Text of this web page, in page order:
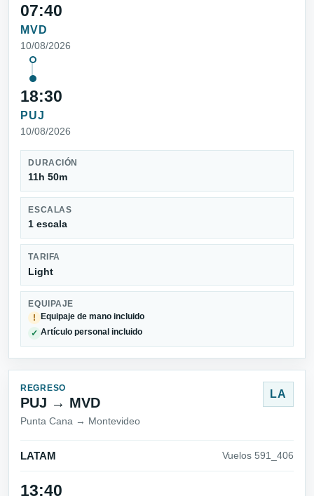
07:40
MVD
10/08/2026
18:30
PUJ
10/08/2026
DURACIÓN
11h 50m
ESCALAS
1 escala
TARIFA
Light
EQUIPAJE
!
Equipaje de mano incluido
✓ Artículo personal incluido
REGRESO
PUJ → MVD
Punta Cana → Montevideo
LA
LATAM Vuelos 591_406
13:40